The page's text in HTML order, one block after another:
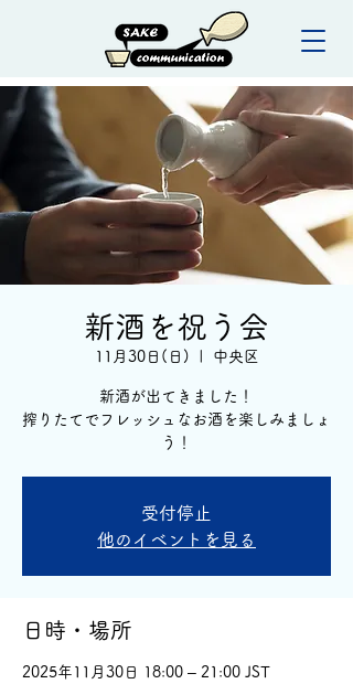
新酒を祝う会
11月30日(日) 中央区
新酒が出てきました！
搾りたてでフレッシュなお酒を楽しみましょ
う！
受付停止
他のイベントを見る
日時・場所
2025年11月30日 18:00 – 21:00 JST